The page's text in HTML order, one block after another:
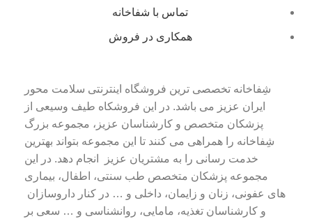
تماس با شفاخانه
همکاری در فروش
شِفاخانه تخصصی ترین فروشگاه اینترنتی سلامت محور
ایران عزیز می باشد. در این فروشکاه طیف وسیعی از
پزشکان متخصص و کارشناسان عزیز، مجموعه بزرگ
شِفاخانه را همراهی می کنند تا این مجموعه بتواند بهترین
خدمت رسانی را به مشتریان عزیز انجام دهد. در این
مجموعه پزشکان متخصص طب سنتی، اطفال، بیماری
های عفونی، زنان و زایمان، داخلی و … در کنار داروسازان
و کارشناسان تغذیه، مامایی، روانشناسی و … سعی بر